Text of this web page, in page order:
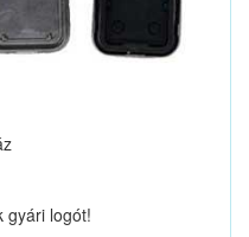
gyári logót!